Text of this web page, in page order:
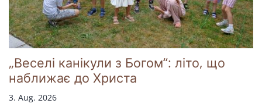
„Веселі канікули з Богом“: літо, що
наближає до Христа
3. Aug. 2026